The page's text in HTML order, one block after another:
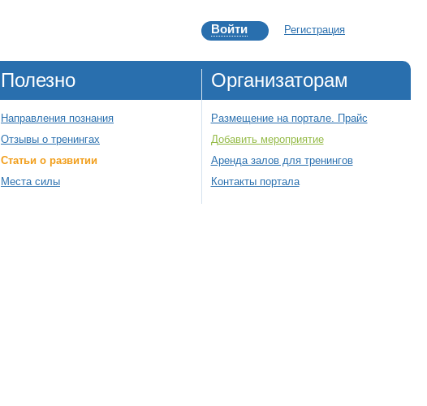
Войти Регистрация
Полезно
Направления познания
Отзывы о тренингах
Статьи о развитии
Места силы
Организаторам
Размещение на портале. Прайс
Добавить мероприятие
Аренда залов для тренингов
Контакты портала